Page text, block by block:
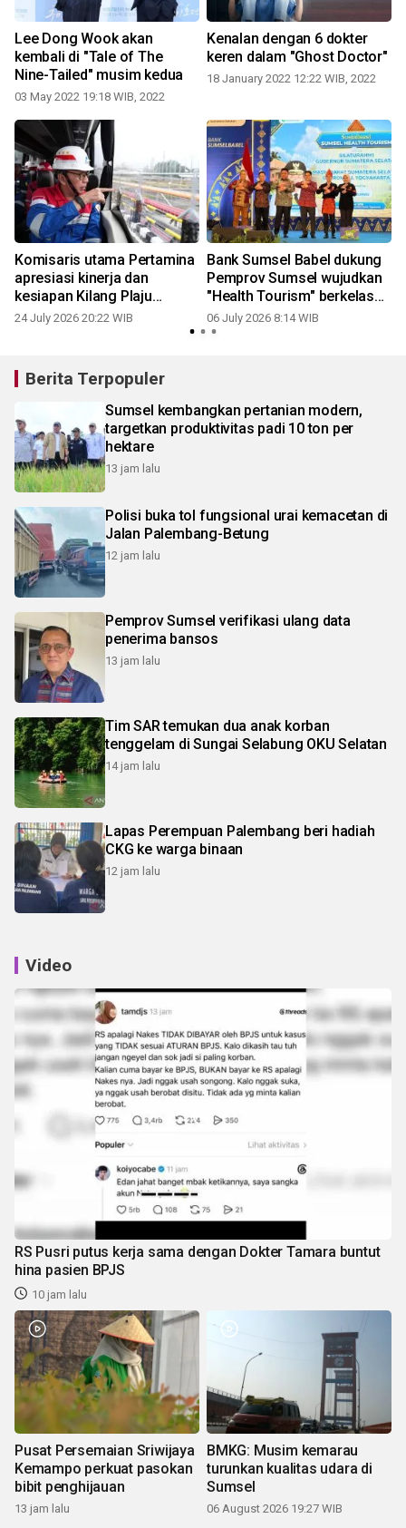
Lee Dong Wook akan
kembali di "Tale of The
Nine-Tailed" musim kedua
03 May 2022 19:18 WIB, 2022
Kenalan dengan 6 dokter
keren dalam "Ghost Doctor"
18 January 2022 12:22 WIB, 2022
Komisaris utama Pertamina
apresiasi kinerja dan
kesiapan Kilang Plaju
sebagai pelopor energi
24 July 2026 20:22 WIB
Bank Sumsel Babel dukung
Pemprov Sumsel wujudkan
"Health Tourism" berkelas
nasional
06 July 2026 8:14 WIB
Berita Terpopuler
Sumsel kembangkan pertanian modern,
targetkan produktivitas padi 10 ton per
hektare
13 jam lalu
Polisi buka tol fungsional urai kemacetan di
Jalan Palembang-Betung
12 jam lalu
Pemprov Sumsel verifikasi ulang data
penerima bansos
13 jam lalu
Tim SAR temukan dua anak korban
tenggelam di Sungai Selabung OKU Selatan
14 jam lalu
Lapas Perempuan Palembang beri hadiah
CKG ke warga binaan
12 jam lalu
Video
RS Pusri putus kerja sama dengan Dokter Tamara buntut
hina pasien BPJS
10 jam lalu
Pusat Persemaian Sriwijaya
Kemampo perkuat pasokan
bibit penghijauan
13 jam lalu
BMKG: Musim kemarau
turunkan kualitas udara di
Sumsel
06 August 2026 19:27 WIB